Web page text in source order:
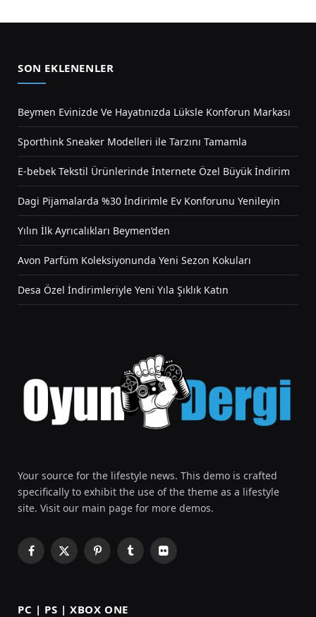
SON EKLENENLER
Beymen Evinizde Ve Hayatınızda Lüksle Konforun Markası
Sporthink Sneaker Modelleri ile Tarzını Tamamla
E-bebek Tekstil Ürünlerinde İnternete Özel Büyük İndirim
Dagi Pijamalarda %30 İndirimle Ev Konforunu Yenileyin
Yılın İlk Ayrıcalıkları Beymen’den
Avon Parfüm Koleksiyonunda Yeni Sezon Kokuları
Desa Özel İndirimleriyle Yeni Yıla Şıklık Katın
Your source for the lifestyle news. This demo is crafted
specifically to exhibit the use of the theme as a lifestyle
site. Visit our main page for more demos.
Facebook
X
PinterestTumblrFlickr
PC | PS | XBOX ONE